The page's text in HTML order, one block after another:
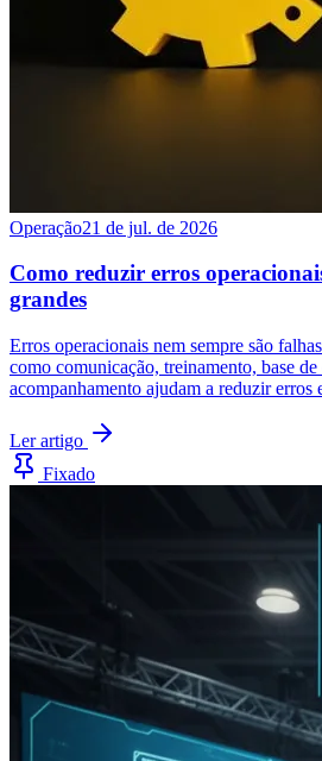
Operação21 de jul. de 2026
Como reduzir erros
grandes
Erros operacionais nem sempre são
como comunicação, treinamento, base
acompanhamento ajudam a reduzir erros
Ler artigo
Fixado